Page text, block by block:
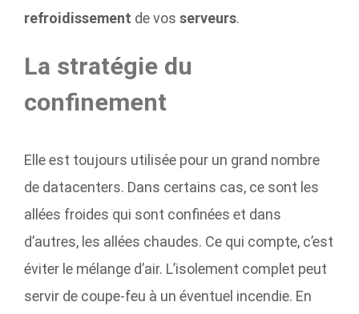
refroidissement de vos serveurs.
La stratégie du
confinement
Elle est toujours utilisée pour un grand nombre
de datacenters. Dans certains cas, ce sont les
allées froides qui sont confinées et dans
d’autres, les allées chaudes. Ce qui compte, c’est
éviter le mélange d’air. L’isolement complet peut
servir de coupe-feu à un éventuel incendie. En